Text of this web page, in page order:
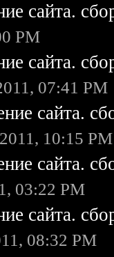
сайта.
PM
сайта.
07:41 PM
сайта.
10:15 PM
сайта.
03:22 PM
сайта.
08:32 PM